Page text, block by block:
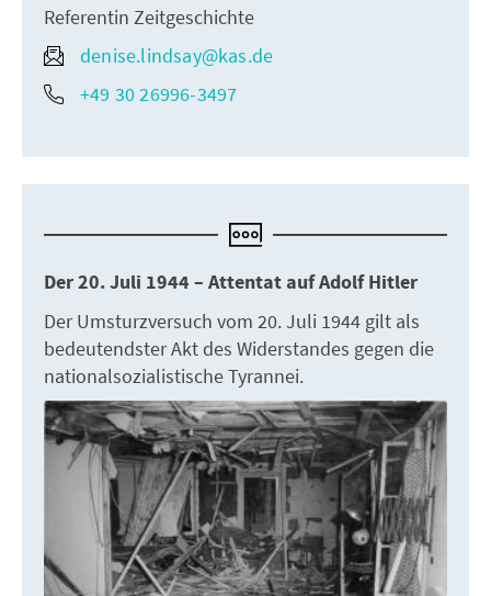
Referentin Zeitgeschichte
denise.lindsay@kas.de
+49 30 26996-3497
Der 20. Juli 1944 – Attentat auf Adolf Hitler
Der Umsturzversuch vom 20. Juli 1944 gilt als
bedeutendster Akt des Widerstandes gegen die
nationalsozialistische Tyrannei.